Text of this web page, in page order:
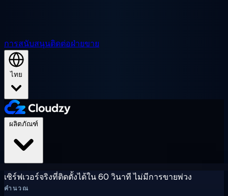
การสนับสนุนติดต่อฝ่ายขาย
ไทย
เซิร์ฟเวอร์จริงที่ติดตั้งได้ใน 60 วินาที ไม่มีการขายพ่วง
คำนวณ